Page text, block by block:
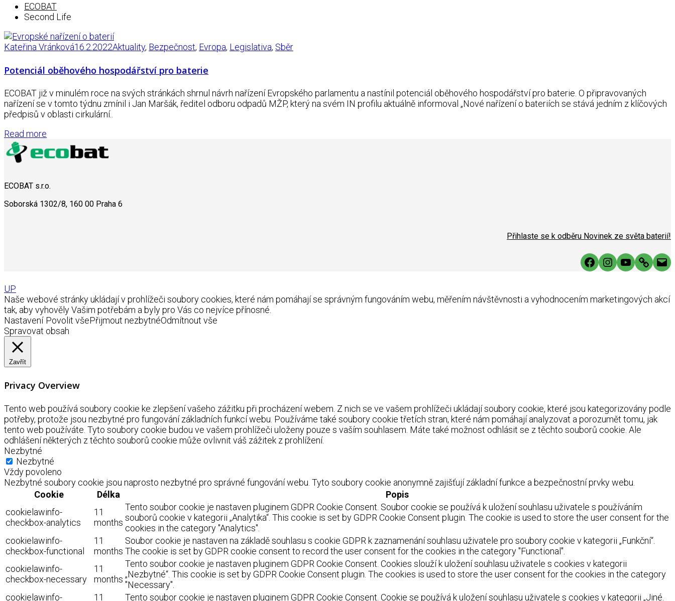
ECOBAT
Second Life
Kateřina Vránková16.2.2022Aktuality, Bezpečnost, Evropa, Legislativa, Sběr
Potenciál oběhového hospodářství pro baterie
ECOBAT již v minulém roce na svých stránkách shrnul návrh nařízení Evropského parlamentu a nastínil potenciál oběhového hospodářství pro baterie. O připravovaných
nařízení se v tomto týdnu zmínil i Jan Maršák, ředitel odboru odpadů MŽP, který na svém IN profilu aktuálně informoval „Nové nařízení o bateriích se stává jedním z klíčových
předpisů v oblasti cirkulární..
Read more
ECOBAT s.r.o.
Soborská 1302/8, 160 00 Praha 6
Přihlaste se k odběru Novinek ze světa baterií!
Facebook
Instagram
YouTube
Link
UP
Naše webové stránky ukládají v prohlížeči soubory cookies, které nám pomáhají se správným fungováním webu, měřením návštěvnosti a vyhodnocením marketingových akcí
tak, aby vyhověly Vašim potřebám a byly pro Vás co nejvíce přínosné.
Nastavení Povolit všePřijmout nezbytnéOdmítnout vše
Spravovat obsah
Zavřít
Privacy Overview
Tento web používá soubory cookie ke zlepšení vašeho zážitku při procházení webem. Z nich se ve vašem prohlížeči ukládají soubory cookie, které jsou kategorizovány podle
potřeby, protože jsou nezbytné pro fungování základních funkcí webu. Používáme také soubory cookie třetích stran, které nám pomáhají analyzovat a porozumět tomu, jak
tento web používáte. Tyto soubory cookie budou ve vašem prohlížeči uloženy pouze s vaším souhlasem. Máte také možnost odhlásit se z těchto souborů cookie. Ale
odhlášení některých z těchto souborů cookie může ovlivnit váš zážitek z prohlížení.
Nezbytné
Nezbytné
Vždy povoleno
Nezbytné soubory cookie jsou naprosto nezbytné pro správné fungování webu. Tyto soubory cookie anonymně zajišťují základní funkce a bezpečnostní prvky webu.
Cookie
Délka
Popis
cookielawinfo-
checkbox-analytics
11
months
Tento soubor cookie je nastaven pluginem GDPR Cookie Consent. Soubor cookie se používá k uložení souhlasu uživatele s používáním
souborů cookie v kategorii „Analytika“. This cookie is set by GDPR Cookie Consent plugin. The cookie is used to store the user consent for the
cookies in the category "Analytics".
cookielawinfo-
checkbox-functional
11
months
Soubor cookie je nastaven na základě souhlasu s cookie GDPR k zaznamenání souhlasu uživatele pro soubory cookie v kategorii „Funkční“.
The cookie is set by GDPR cookie consent to record the user consent for the cookies in the category "Functional".
cookielawinfo-
checkbox-necessary
11
months
Tento soubor cookie je nastaven pluginem GDPR Cookie Consent. Cookies slouží k uložení souhlasu uživatele s cookies v kategorii
„Nezbytné“. This cookie is set by GDPR Cookie Consent plugin. The cookies is used to store the user consent for the cookies in the category
"Necessary".
cookielawinfo-
11 Tento soubor cookie je nastaven pluginem GDPR Cookie Consent. Cookie se používá k uložení souhlasu uživatele s cookies v kategorii „Jiné.